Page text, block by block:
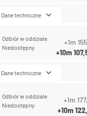
Dane techniczne
Odbiór w oddziale
Niedostępny
+1m
+10m
Dane techniczne
Odbiór w oddziale
Niedostępny
+1m
+10m